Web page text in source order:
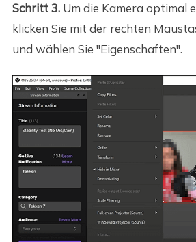
Schritt 3. Um die Kamera optimal
klicken Sie mit der rechten
und wählen Sie "Eigenschaften".